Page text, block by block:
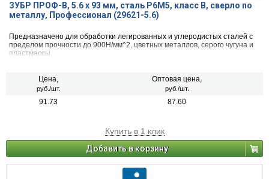
ЗУБР ПРОФ-В, 5.6 х 93 мм, сталь Р6М5, класс В, сверло по
металлу, Профессионал (29621-5.6)
Предназначено для обработки легированных и углеродистых сталей с
пределом прочности до 900Н/мм^2, цветных металлов, серого чугуна и
пластмассы.
Цена,
руб./шт.
Оптовая цена,
руб./шт.
91.73 87.60
Купить в 1 клик
Добавить в корзину